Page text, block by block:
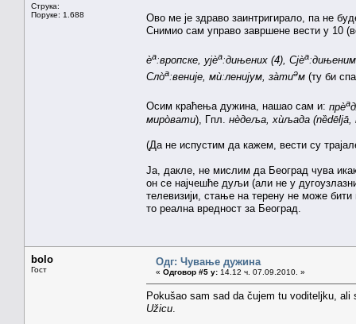
Струка:
Поруке: 1.688
Ово ме је здраво заинтригирало, па не
Снимио сам управо завршене вести у 10
ѐаːвропске, ујѐаːдињених (4), Сјѐа
Сло̀аːвеније, мѝːленијум, за̀тиəм (ту би
Осим краћења дужина, нашао сам и: прѐа
миро̀вати), Гпл. нѐдеља, хѝљада
(Да не испустим да кажем, вести су
Ја, дакле, не мислим да Београд чува
он се најчешће дуљи (али не у
телевизији, стање на терену не може
то реална вредност за Београд.
bolo
Гост
Одг: Чување дужина
« Одговор #5 у: 14.12 ч. 07.09.2010. »
Pokušao sam sad da čujem tu voditeljku,
Užicu